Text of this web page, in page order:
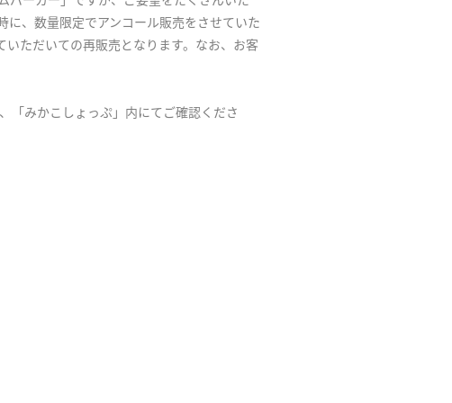
に、数量限定でアンコール販売をさせていた
ただいての再販売となります。なお、お客
「みかこしょっぷ」内にてご確認くださ